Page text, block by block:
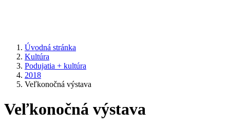
Úvodná stránka
Kultúra
Podujatia + kultúra
2018
Veľkonočná výstava
Veľkonočná výstava